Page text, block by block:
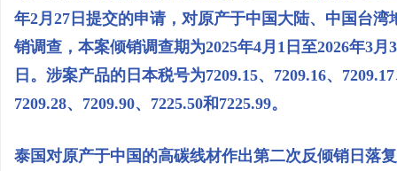
年2月27日提交的申请，对原产于中国大陆、中国台
销调查，本案倾销调查期为2025年4月1日至2026年3
日。涉案产品的日本税号为7209.15、7209.16、
7209.28、7209.90、7225.50和7225.99。
泰国对原产于中国的高碳线材作出第二次反倾销日落